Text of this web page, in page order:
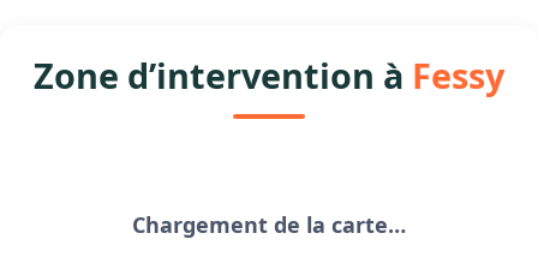
Zone d’intervention à Fessy
Chargement de la carte…